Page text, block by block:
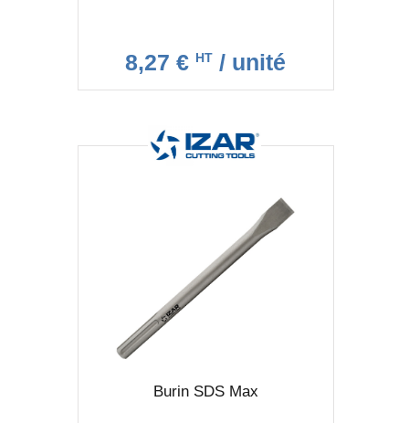
8,27 € HT / unité
Burin SDS Max